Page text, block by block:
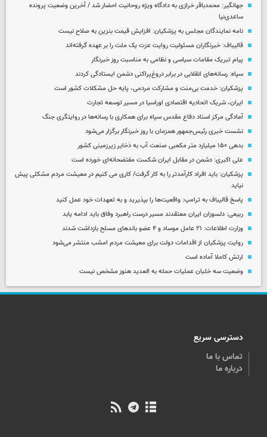
جهانگیر: محمدباقر خرازی به دادگاه ویژه روحانیت احضار شد / آخرین وضعیت پرونده
ساعدی‌نیا
نامه نمایندگان مجلس به پزشکیان: افزایش قیمت بنزین به صلاح نیست
قالیباف: خبرنگاران مسئولیت روایت عزت یک ملت را بر عهده گرفته‌اند
پیام تبریک مقامات سیاسی و نظامی به مناسبت روز خبرنگار
سپاه: رسانه‌های انقلابی در برابر دروغ‌پراکنی دشمن ایستادگی کردند
پزشکیان: خدمت بی‌منت و مشارکت مردمی، پایه حل مشکلات کشور است
ایران، شریک اتحادیه اقتصادی اوراسیا در مسیر توسعه تجارت
آمادگی مرکز اسناد دفاع مقدس سپاه برای همکاری با رسانه‌ها در روایتگری جنگ
نشست خبری رئیس‌جمهور همزمان با روز خبرنگار برگزار می‌شود
بدهی ۱۵۰ میلیارد متر مکعبی صنعت آب به ذخایر زیرزمینی کشور
علی اکبری: دشمن در مقابل ایران شکست مفتضحانه‌ای خورده است
پزشکیان: باید افراد کارآمدتر را به کار گرفت/ کاری می کنیم در معیشت مردم مشکلی پیش
نیاید
پاسخ قالیباف به ترامپ: واقعیت‌ها را بپذیرید و به تعهدات خود عمل کنید
ربیعی: دلسوزان ایران معتقدند مسیر درست راهبرد وفاق باید ادامه یابد
وزارت اطلاعات: ۲۱ عامل موساد و ۴ عضو باندهای مسلح بازداشت شدند
روایت پزشکیان از اقدامات دولت برای معیشت مردم امشب منتشر می‌شود
ارتش کاملا آماده است
وضعیت سه خلبان عملیات حمله به العدید هنوز مشخص نیست
دسترسی سریع
تماس با ما
درباره ما